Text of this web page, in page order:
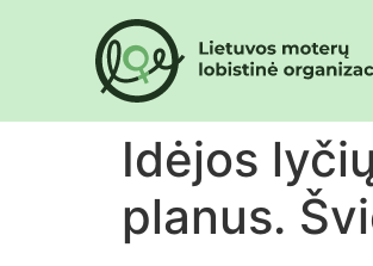
Idėjos
planus.